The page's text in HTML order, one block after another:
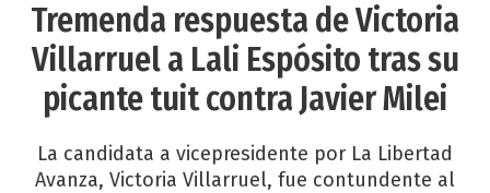
Tremenda respuesta de Victoria
Villarruel a Lali Espósito tras su
picante tuit contra Javier Milei
La candidata a vicepresidente por La Libertad
Avanza, Victoria Villarruel, fue contundente al